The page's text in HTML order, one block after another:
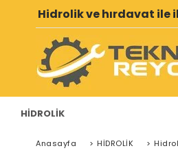
Hidrolik ve hırdavat ile
HİDROLİK
Anasayfa > HİDROLİK >